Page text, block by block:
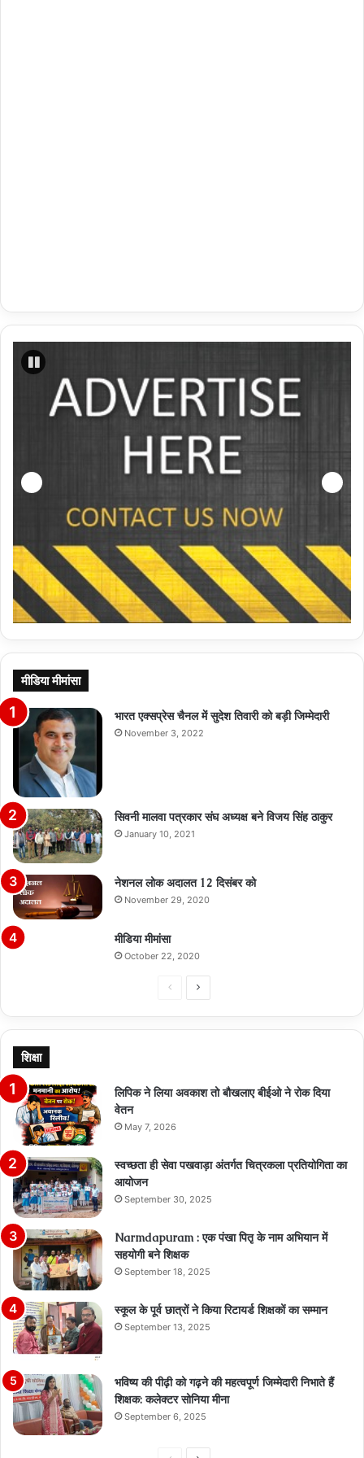
मीडिया मीमांसा
भारत एक्सप्रेस चैनल में सुदेश तिवारी को बड़ी जिम्मेदारी
November 3, 2022
सिवनी मालवा पत्रकार संघ अध्यक्ष बने विजय सिंह ठाकुर
January 10, 2021
नेशनल लोक अदालत 12 दिसंबर को
November 29, 2020
मीडिया मीमांसा
October 22, 2020
PreviousNext
शिक्षा
लिपिक ने लिया अवकाश तो बौखलाए बीईओ ने रोक दिया
वेतन
May 7, 2026
स्वच्छता ही सेवा पखवाड़ा अंतर्गत चित्रकला प्रतियोगिता का
आयोजन
September 30, 2025
Narmdapuram : एक पंखा पितृ के नाम अभियान में
सहयोगी बने शिक्षक
September 18, 2025
स्कूल के पूर्व छात्रों ने किया रिटायर्ड शिक्षकों का सम्मान
September 13, 2025
भविष्य की पीढ़ी को गढ़ने की महत्वपूर्ण जिम्मेदारी निभाते हैं
शिक्षक: कलेक्टर सोनिया मीना
September 6, 2025